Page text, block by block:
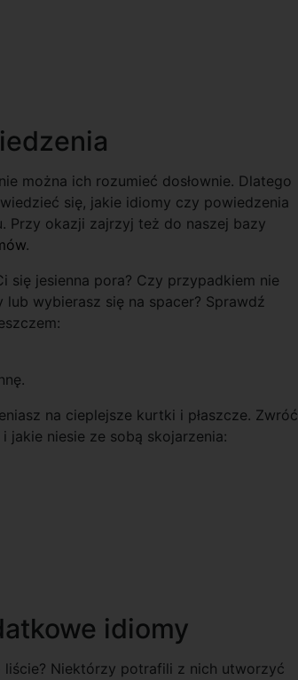
można ich rozumieć dosłownie. Dlatego
się, jakie idiomy czy powiedzenia
Przy okazji zajrzyj też do naszej bazy
.
się jesienna pora? Czy przypadkiem nie
wybierasz się na spacer? Sprawdź
na cieplejsze kurtki i płaszcze. Zwróć
jakie niesie ze sobą skojarzenia:
idiomy
liście? Niektórzy potrafili z nich utworzyć